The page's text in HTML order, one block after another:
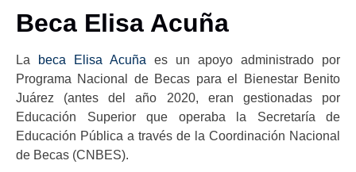
Beca Elisa Acuña
La beca Elisa Acuña es un apoyo administrado por
Programa Nacional de Becas para el Bienestar Benito
Juárez (antes del año 2020, eran gestionadas por
Educación Superior que operaba la Secretaría de
Educación Pública a través de la Coordinación Nacional
de Becas (CNBES).